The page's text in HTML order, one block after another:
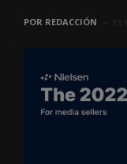
POR REDACCIÓN